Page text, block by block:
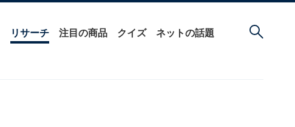
リサーチ 注目の商品 クイズ ネットの話題